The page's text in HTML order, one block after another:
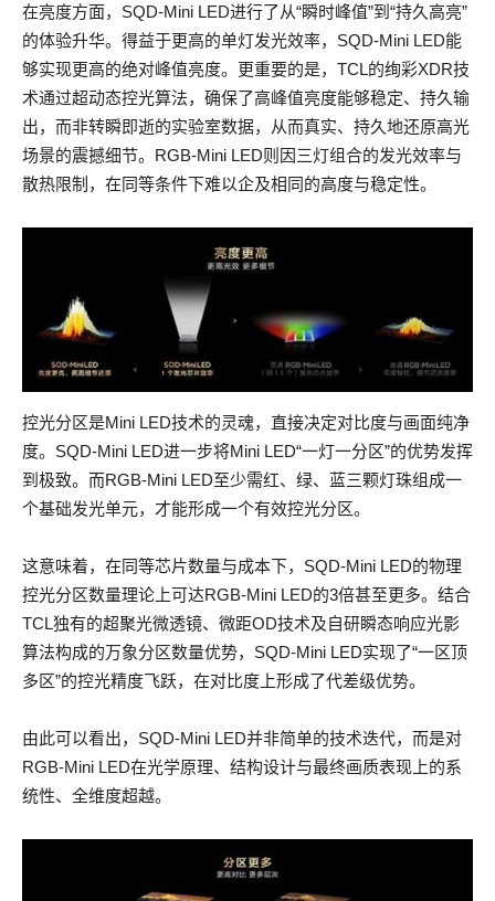
在亮度方面，SQD-Mini LED进行了从“瞬时峰值”到“持久高亮”
的体验升华。得益于更高的单灯发光效率，SQD-Mini LED能
够实现更高的绝对峰值亮度。更重要的是，TCL的绚彩XDR技
术通过超动态控光算法，确保了高峰值亮度能够稳定、持久输
出，而非转瞬即逝的实验室数据，从而真实、持久地还原高光
场景的震撼细节。RGB-Mini LED则因三灯组合的发光效率与
散热限制，在同等条件下难以企及相同的高度与稳定性。
控光分区是Mini LED技术的灵魂，直接决定对比度与画面纯净
度。SQD-Mini LED进一步将Mini LED“一灯一分区”的优势发挥
到极致。而RGB-Mini LED至少需红、绿、蓝三颗灯珠组成一
个基础发光单元，才能形成一个有效控光分区。
这意味着，在同等芯片数量与成本下，SQD-Mini LED的物理
控光分区数量理论上可达RGB-Mini LED的3倍甚至更多。结合
TCL独有的超聚光微透镜、微距OD技术及自研瞬态响应光影
算法构成的万象分区数量优势，SQD-Mini LED实现了“一区顶
多区”的控光精度飞跃，在对比度上形成了代差级优势。
由此可以看出，SQD-Mini LED并非简单的技术迭代，而是对
RGB-Mini LED在光学原理、结构设计与最终画质表现上的系
统性、全维度超越。